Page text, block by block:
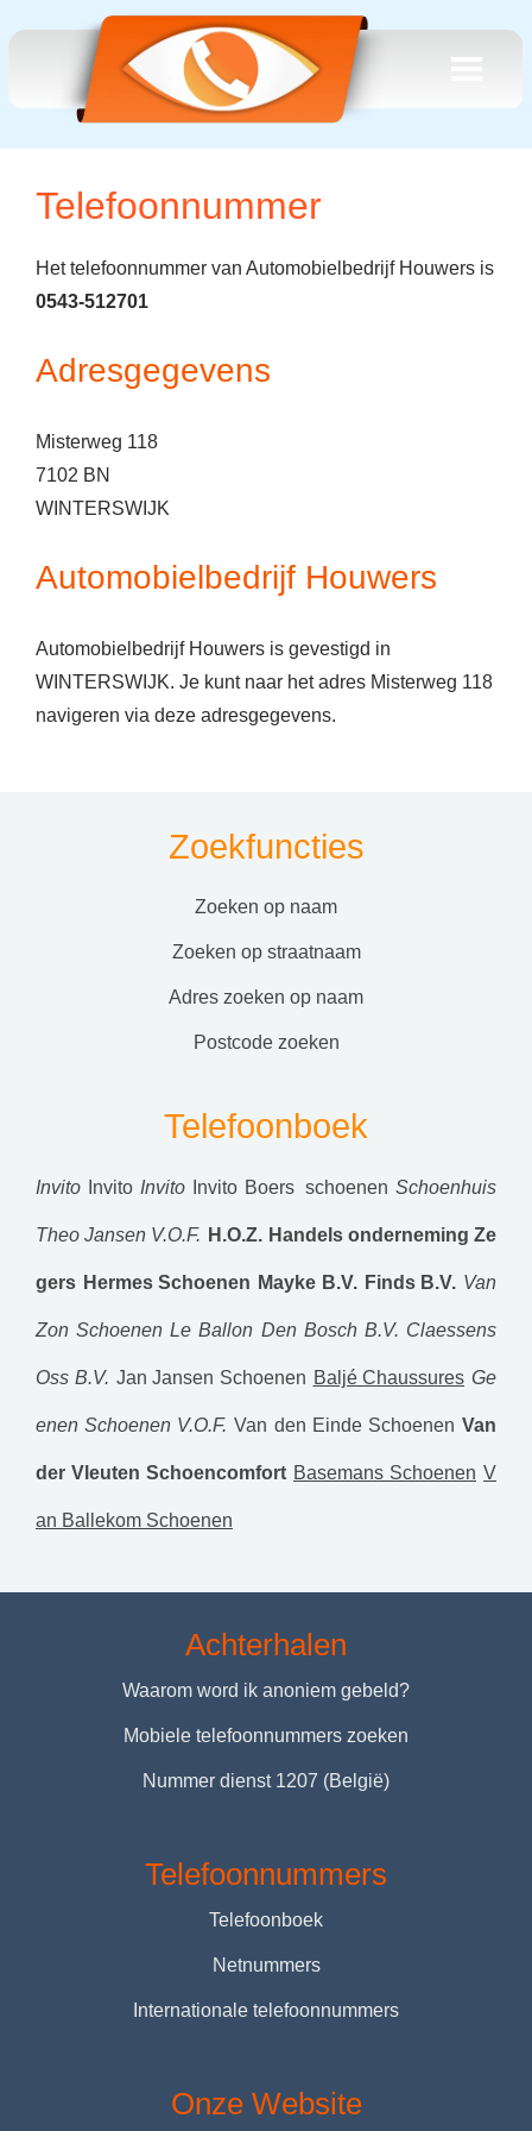
Telefoonnummer
Het telefoonnummer van Automobielbedrijf Houwers is
0543-512701
Adresgegevens
Misterweg 118
7102 BN
WINTERSWIJK
Automobielbedrijf Houwers
Automobielbedrijf Houwers is gevestigd in
WINTERSWIJK. Je kunt naar het adres Misterweg 118
navigeren via deze adresgegevens.
Zoekfuncties
zoeken op naam
zoeken op straatnaam
adres zoeken op naam
postcode zoeken
Telefoonboek
Invito Invito Invito Invito Boers schoenen Schoenhuis
Theo Jansen V.O.F. H.O.Z. Handels onderneming Ze
gers Hermes Schoenen Mayke B.V. Finds B.V. Van
Zon Schoenen Le Ballon Den Bosch B.V. Claessens
Oss B.V. Jan Jansen Schoenen Baljé Chaussures Ge
enen Schoenen V.O.F. Van den Einde Schoenen Van
der Vleuten Schoencomfort Basemans Schoenen V
an Ballekom Schoenen
Achterhalen
Waarom word ik anoniem gebeld?
Mobiele telefoonnummers zoeken
Nummer dienst 1207 (België)
Telefoonnummers
Telefoonboek
Netnummers
Internationale telefoonnummers
Onze Website